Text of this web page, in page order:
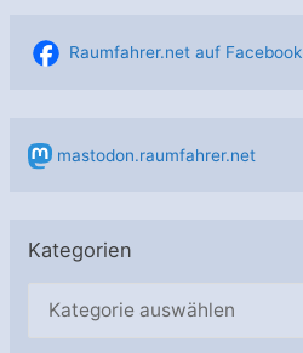
Raumfahrer.net auf Facebook
mastodon.raumfahrer.net
Kategorien